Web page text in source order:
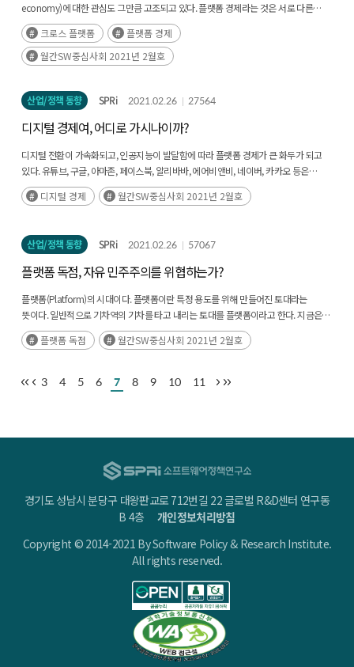
economy)에 대한 관심도 그만큼 고조되고 있다. 플랫폼 경제라는 것은 서로 다른
이용자 그룹이 플랫폼이라는 물리적, 가상적, 혹은 제도적(후략)
크로스 플랫폼
플랫폼 경제
월간SW중심사회 2021년 2월호
산업/정책 동향 SPRi 2021.02.26 27564
디지털 경제여, 어디로 가시나이까?
디지털 전환이 가속화되고, 인공지능이 발달함에 따라 플랫폼 경제가 큰 화두가 되고
있다. 유튜브, 구글, 아마존, 페이스북, 알리바바, 에어비앤비, 네이버, 카카오 등은
대표적인 플랫폼 기업인데, 이들은 벤처 기업으로 출발하여(후략)
디지털 경제 월간SW중심사회 2021년 2월호
산업/정책 동향 SPRi 2021.02.26 57067
플랫폼 독점, 자유 민주주의를 위협하는가?
플랫폼(Platform)의 시대이다. 플랫폼이란 특정 용도를 위해 만들어진 토대라는
뜻이다. 일반적으로 기차역의 기차를 타고 내리는 토대를 플랫폼이라고 한다. 지금은
온라인 공간에서 공급자와 소비자가 만나는 곳도 플랫폼이라고 한다.(후략)
플랫폼 독점 월간SW중심사회 2021년 2월호
3 4 5 6 7 8 9 10 11
경기도 성남시 분당구 대왕판교로 712번길 22 글로벌 R&D센터 연구동
B 4층개인정보처리방침
Copyright © 2014-2021 By Software Policy & Research Institute.
All rights reserved.